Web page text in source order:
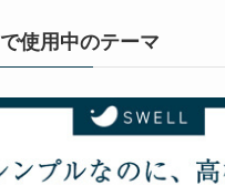
使用中のテーマ